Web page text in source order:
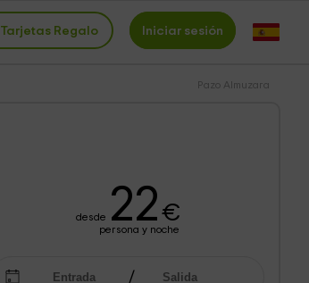
Tarjetas Regalo Iniciar sesión
Pazo Almuzara
desde 22€
persona y noche